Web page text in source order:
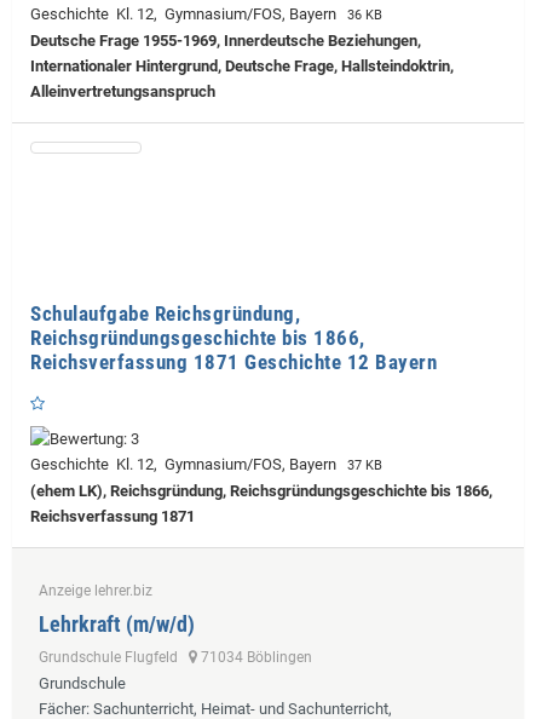
Geschichte Kl. 12, Gymnasium/FOS, Bayern 36 KB
Deutsche Frage 1955-1969, Innerdeutsche Beziehungen,
Internationaler Hintergrund, Deutsche Frage, Hallsteindoktrin,
Alleinvertretungsanspruch
Schulaufgabe Reichsgründung,
Reichsgründungsgeschichte bis 1866,
Reichsverfassung 1871 Geschichte 12 Bayern
Geschichte Kl. 12, Gymnasium/FOS, Bayern 37 KB
(ehem LK), Reichsgründung, Reichsgründungsgeschichte bis 1866,
Reichsverfassung 1871
Anzeige lehrer.biz
Lehrkraft (m/w/d)
Grundschule Flugfeld 71034 Böblingen
Grundschule
Fächer: Sachunterricht, Heimat- und Sachunterricht,